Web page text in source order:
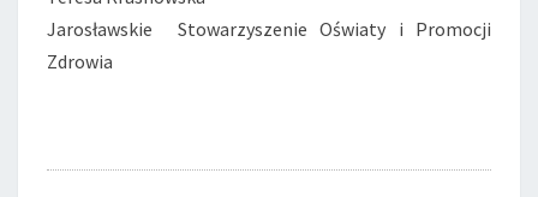
Jarosławskie Stowarzyszenie Oświaty i Promocji
Zdrowia